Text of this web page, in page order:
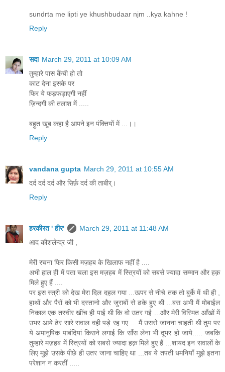
sundrta me lipti ye khushbudaar njm ..kya kahne !
Reply
सदा March 29, 2011 at 10:09 AM
तुम्हारे पास कैंची हो तो
काट देना इसके पर
फिर ये फड़फड़ाएगी नहीं
ज़िन्दगी की तलाश में .....
बहुत खूब कहा है आपने इन पंक्तियों में ...।।
Reply
vandana gupta March 29, 2011 at 10:55 AM
दर्द दर्द दर्द और सिर्फ़ दर्द की ताबीर्।
Reply
हरकीरत ' हीर'
March 29, 2011 at 11:48 AM
आद कौशलेन्द्र जी ,
मेरी रचना फिर किसी मज़हब के खिलाफ नहीं है ....
अभी हाल ही में पता चला इस मज़हब में स्त्रियों को सबसे ज्यादा सम्मान और हक़
मिले हुए हैं ....
पर इस स्त्री को देख मेरा दिल दहल गया ...ऊपर से नीचे तक तो बुर्के में थी ही ,
हाथों और पैरों को भी दस्तानो और जुराबों से ढके हुए थी ...बस अभी मैं मोबाईल
निकाल एक तस्वीर खींच ही पाई थी कि वो उतर गई ...और मेरी विस्मित आँखों में
उभर आये ढेर सारे सवाल वही पड़े रह गए ....मैं उससे जानना चाहती थी तुम पर
ये अमानुषिक पाबंदियां किसने लगाई कि साँस लेना भी दूभर हो जाये..... जबकि
तुम्हारे मज़हब में स्त्रियों को सबसे ज्यादा हक़ मिले हुए हैं ...शायद इन सवालों के
लिए मुझे उसके पीछे ही उतर जाना चाहिए था ...तब ये तपती धमनियाँ मुझे इतना
परेशान न करतीं .....